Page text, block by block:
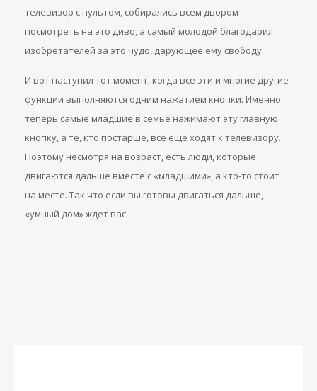
телевизор с пультом, собирались всем двором
посмотреть на это диво, а самый молодой благодарил
изобретателей за это чудо, дарующее ему свободу.
И вот наступил тот момент, когда все эти и многие другие
функции выполняются одним нажатием кнопки. Именно
теперь самые младшие в семье нажимают эту главную
кнопку, а те, кто постарше, все еще ходят к телевизору.
Поэтому несмотря на возраст, есть люди, которые
двигаются дальше вместе с «младшими», а кто-то стоит
на месте. Так что если вы готовы двигаться дальше,
«умный дом» ждет вас.